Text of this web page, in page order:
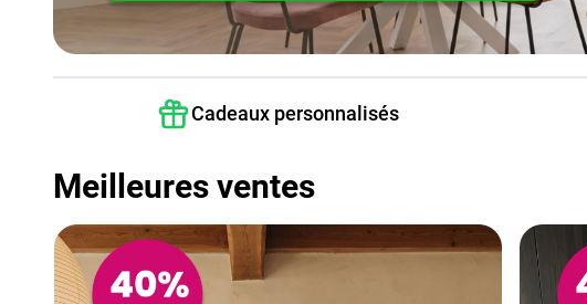
Cadeaux personnalisés
Meilleures ventes